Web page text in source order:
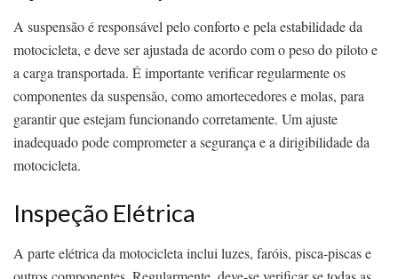
A suspensão é responsável pelo conforto e pela estabilidade da
motocicleta, e deve ser ajustada de acordo com o peso do piloto e
a carga transportada. É importante verificar regularmente os
componentes da suspensão, como amortecedores e molas, para
garantir que estejam funcionando corretamente. Um ajuste
inadequado pode comprometer a segurança e a dirigibilidade da
motocicleta.
Inspeção Elétrica
A parte elétrica da motocicleta inclui luzes, faróis, pisca-piscas e